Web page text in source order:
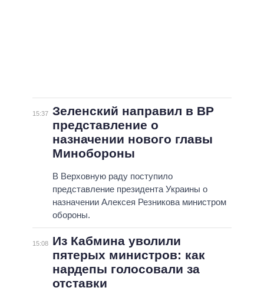
15:37 Зеленский направил в ВР
представление о
назначении нового главы
Минобороны
В Верховную раду поступило
представление президента Украины о
назначении Алексея Резникова министром
обороны.
15:08
Из Кабмина уволили
пятерых министров: как
нардепы голосовали за
отставки